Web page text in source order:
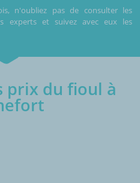
n'oubliez pas de consulter les
experts et suivez avec eux les
prix du fioul à